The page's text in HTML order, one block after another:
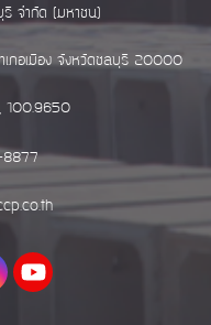
จำกัด (มหาชน)
เภอเมือง จังหวัดชลบุรี 20000
100.9650
8877